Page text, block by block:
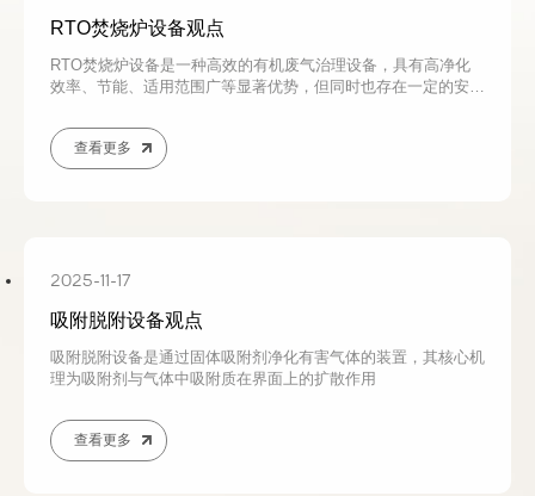
RTO焚烧炉设备观点
RTO焚烧炉设备是一种高效的有机废气治理设备，具有高净化
效率、节能、适用范围广等显著优势，但同时也存在一定的安全
查看更多
2025-11-17
吸附脱附设备观点
吸附脱附设备是通过固体吸附剂净化有害气体的装置，其核心机
理为吸附剂与气体中吸附质在界面上的扩散作用
查看更多